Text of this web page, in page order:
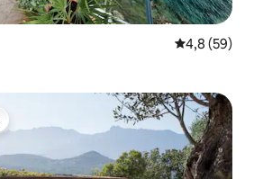
Gemiddelde
4,8 (59)